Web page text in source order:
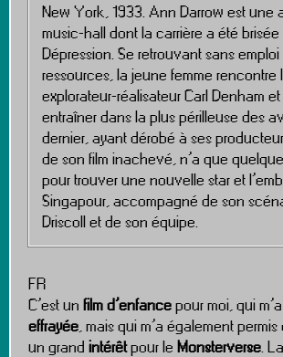
New York, 1933. Ann Darrow est une
music-hall dont la carrière a été brisée
Dépression. Se retrouvant sans
ressources, la jeune femme rencontre
explorateur-réalisateur Carl Denham
entraîner dans la plus périlleuse des
dernier, ayant dérobé à ses
de son film inachevé, n’a que
pour trouver une nouvelle star et
Singapour, accompagné de son
Driscoll et de son équipe.
FR
C’est un film d’enfancepour moi, qui
effrayée, mais qui m’a également
un grand intérêtpour le Monsterverse. La